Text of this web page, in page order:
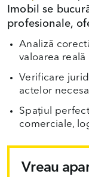
Imobil se
profesionale,
Analiză
valoarea
Verificare
actelor
Spațiul
comerciale,
Vreau